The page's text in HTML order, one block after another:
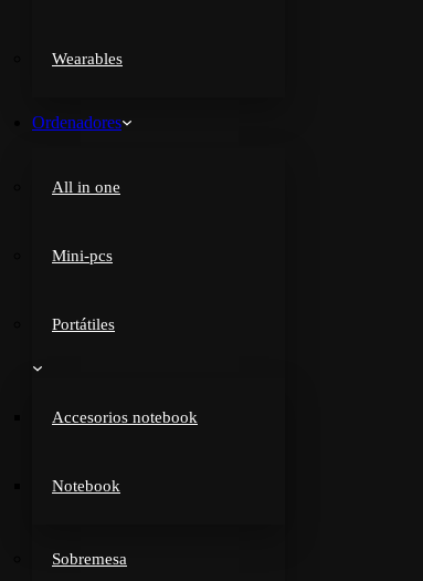
Wearables
Ordenadores
All in one
Mini-pcs
Portátiles
Accesorios notebook
Notebook
Sobremesa